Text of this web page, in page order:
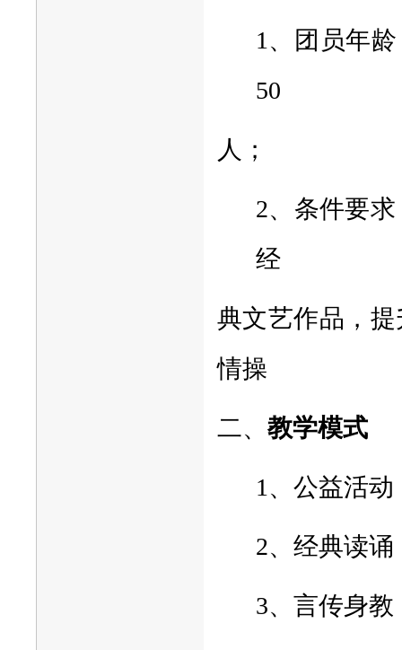
1、团员年
50
人；
2、条件要
经
典文艺作品，
情操
二、 教学模式
1、公益活
2、经典读
3、言传身